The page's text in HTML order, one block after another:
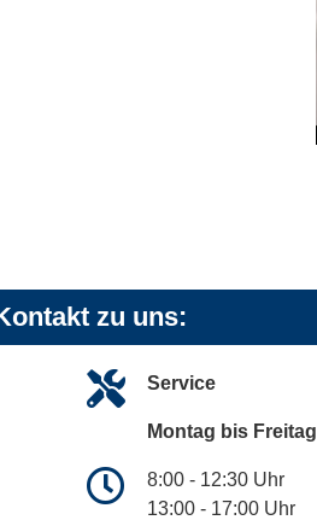
zu uns:
Service
Montag bis Freitag
8:00 - 12:30 Uhr
13:00 - 17:00 Uhr